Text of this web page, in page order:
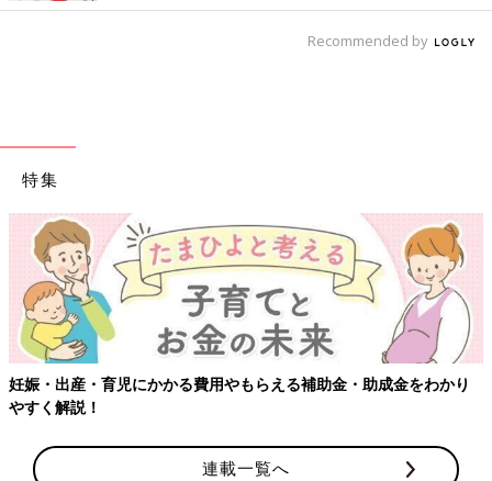
Recommended by
特集
成金をわかり
【ワクチン接種できるものも】妊婦の感染症対策
連載一覧へ